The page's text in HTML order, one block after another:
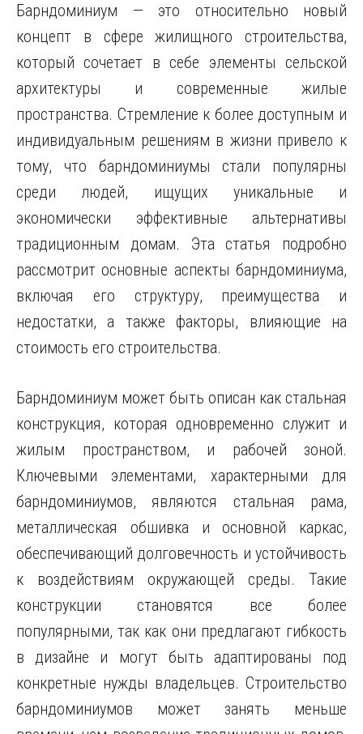
Барндоминиум — это относительно новый
концепт в сфере жилищного строительства,
который сочетает в себе элементы сельской
архитектуры и современные жилые
пространства. Стремление к более доступным и
индивидуальным решениям в жизни привело к
тому, что барндоминиумы стали популярны
среди людей, ищущих уникальные и
экономически эффективные альтернативы
традиционным домам. Эта статья подробно
рассмотрит основные аспекты барндоминиума,
включая его структуру, преимущества и
недостатки, а также факторы, влияющие на
стоимость его строительства.
Барндоминиум может быть описан как стальная
конструкция, которая одновременно служит и
жилым пространством, и рабочей зоной.
Ключевыми элементами, характерными для
барндоминиумов, являются стальная рама,
металлическая обшивка и основной каркас,
обеспечивающий долговечность и устойчивость
к воздействиям окружающей среды. Такие
конструкции становятся все более
популярными, так как они предлагают гибкость
в дизайне и могут быть адаптированы под
конкретные нужды владельцев. Строительство
барндоминиумов может занять меньше